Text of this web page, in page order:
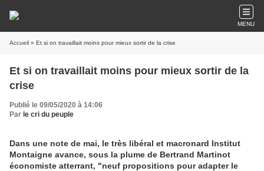
MENU
Accueil » Et si on travaillait moins pour mieux sortir de la crise
Et si on travaillait moins pour mieux sortir de la
crise
Publié le 09/05/2020 à 14:06
Par le cri du peuple
Dans une note de mai, le très libéral et macronard Institut
Montaigne avance, sous la plume de Bertrand Martinot
économiste atterrant, "neuf propositions pour adapter le